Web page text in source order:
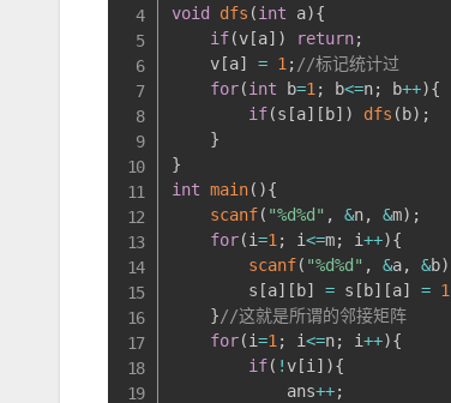
void
dfs (int a){
if(v [a] ) return;
    v
[a] = 1; //标记统计过
for(int b=1; b<=n; b++){
if(s [a] [ b] ) dfs ( b) ;
}
}
int main( ){
scanf( "%d%d" , &n, &m) ;
for(i=1; i<=m; i++){
scanf( "%d%d" , &a, &b)
        s
[a] [ b] = s [ b] [a] = 1
}//这就是所谓的邻接矩阵
for(i=1; i<=n; i++){
if( ! v [i] ){
            ans
++;